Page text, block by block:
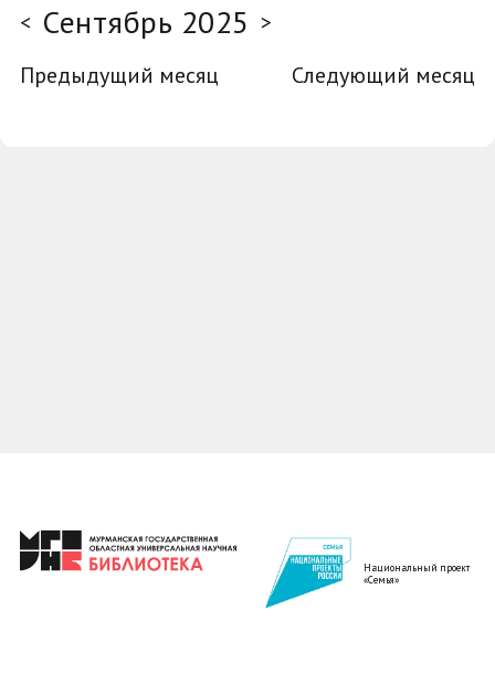
< Сентябрь 2025 >
Предыдущий месяц
Следующий месяц
Национальный проект
«Семья»